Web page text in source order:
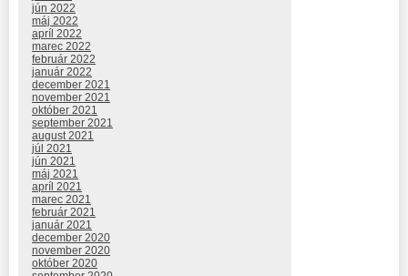
jún 2022
máj 2022
apríl 2022
marec 2022
február 2022
január 2022
december 2021
november 2021
október 2021
september 2021
august 2021
júl 2021
jún 2021
máj 2021
apríl 2021
marec 2021
február 2021
január 2021
december 2020
november 2020
október 2020